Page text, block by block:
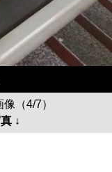
（4/7）
↓